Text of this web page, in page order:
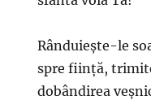
Rânduieşte-le
spre fiinţă,
dobândirea